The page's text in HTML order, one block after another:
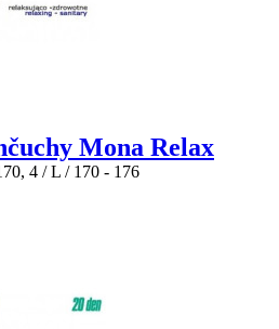
Mona Relax
4 / L / 170 - 176